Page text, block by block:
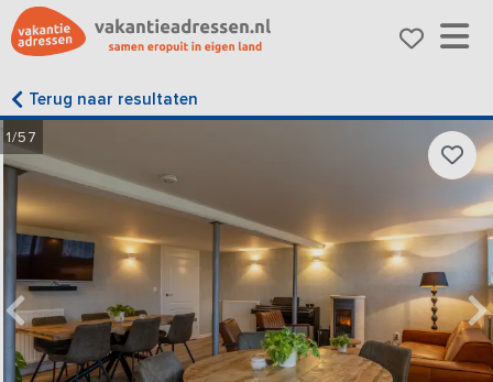
Terug naar resultaten
1/57